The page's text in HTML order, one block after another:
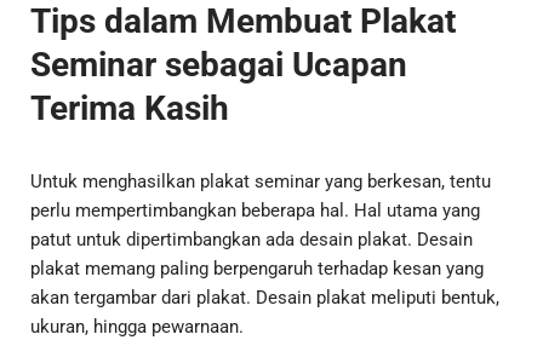
Tips dalam Membuat Plakat
Seminar sebagai Ucapan
Terima Kasih
Untuk menghasilkan plakat seminar yang berkesan, tentu
perlu mempertimbangkan beberapa hal. Hal utama yang
patut untuk dipertimbangkan ada desain plakat. Desain
plakat memang paling berpengaruh terhadap kesan yang
akan tergambar dari plakat. Desain plakat meliputi bentuk,
ukuran, hingga pewarnaan.